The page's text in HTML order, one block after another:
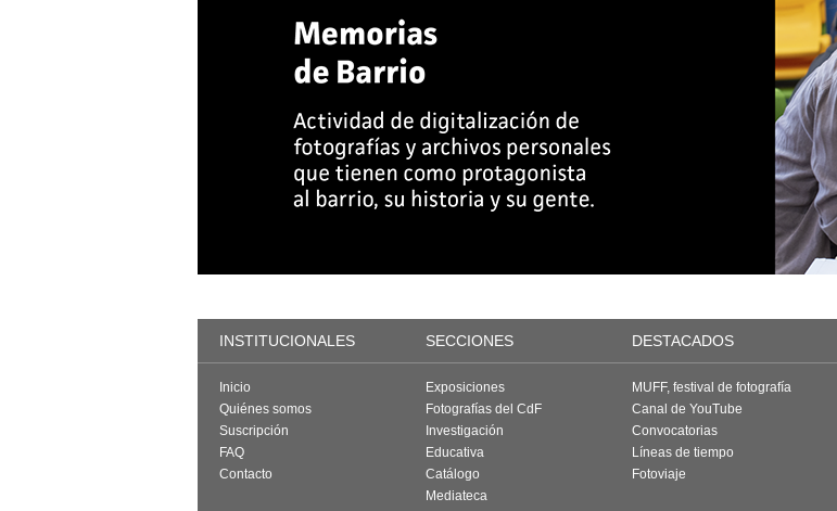
INSTITUCIONALES SECCIONES DESTACADOS
Inicio
Quiénes somos
Suscripción
FAQ
Contacto
Exposiciones
Fotografías del CdF
Investigación
Educativa
Catálogo
Mediateca
MUFF, festival de fotografía
Canal de YouTube
Convocatorias
Líneas de tiempo
Fotoviaje